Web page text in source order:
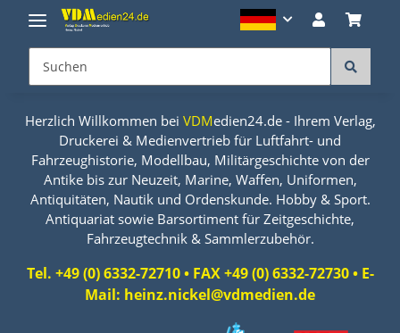
Herzlich Willkommen bei VDMedien24.de - Ihrem Verlag,
Druckerei & Medienvertrieb für Luftfahrt- und
Fahrzeughistorie, Modellbau, Militärgeschichte von der
Antike bis zur Neuzeit, Marine, Waffen, Uniformen,
Antiquitäten, Nautik und Ordenskunde. Hobby & Sport.
Antiquariat sowie Barsortiment für Zeitgeschichte,
Fahrzeugtechnik & Sammlerzubehör.
Tel. +49 (0) 6332-72710 • FAX +49 (0) 6332-72730 • E-
Mail: heinz.nickel@vdmedien.de